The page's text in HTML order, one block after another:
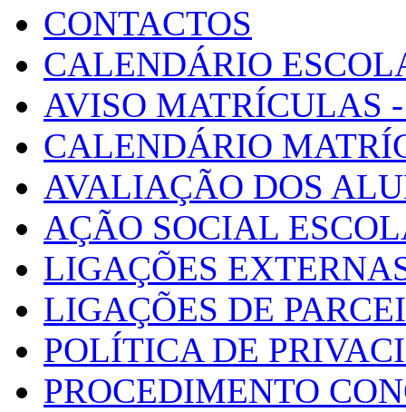
CONTACTOS
CALENDÁRIO
AVISO MATRÍCULAS
CALENDÁRIO
AVALIAÇÃO DOS
AÇÃO SOCIAL
LIGAÇÕES
LIGAÇÕES DE
POLÍTICA DE
PROCEDIMENTO